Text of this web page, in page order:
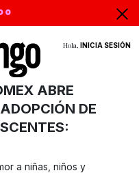
Hola, INICIA SESIÓN
ABRE
DE
a niñas, niños y